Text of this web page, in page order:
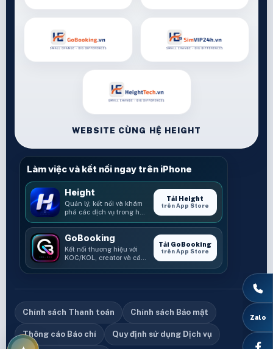
WEBSITE CÙNG HỆ HEIGHT
Làm việc và kết nối ngay trên iPhone
Height
Quản lý, kết nối và khám
phá các dịch vụ trong hệ
Tải Height
trên App Store
GoBooking
Kết nối thương hiệu với
KOC/KOL, creator và các
Tải GoBooking
trên App Store
Chính sách Thanh toán Chính sách Bảo mật
Thông cáo Báo chí Quy định sử dụng Dịch vụ